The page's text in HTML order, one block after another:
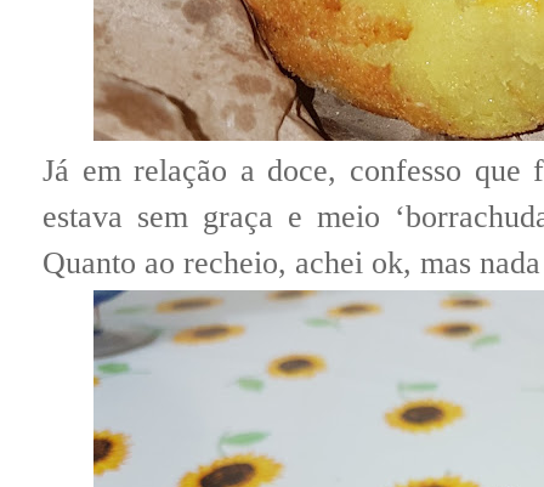
Já em relação a doce, confesso que
estava sem graça e meio
Quanto ao recheio, achei ok, mas